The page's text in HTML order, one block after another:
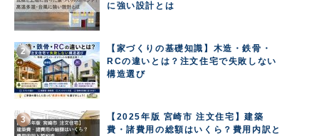
に強い設計とは
【家づくりの基礎知識】木造・鉄骨・
RCの違いとは？注文住宅で失敗しない
構造選び
【2025年版 宮崎市 注文住宅】建築
費・諸費用の総額はいくら？費用内訳と